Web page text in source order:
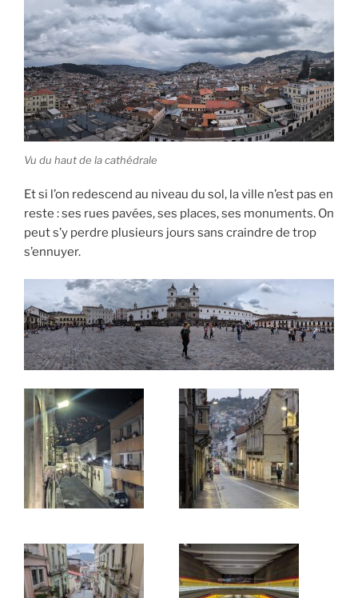
Vu du haut de la cathédrale
Et si l’on redescend au niveau du sol, la ville n’est pas en
reste : ses rues pavées, ses places, ses monuments. On
peut s’y perdre plusieurs jours sans craindre de trop
s’ennuyer.